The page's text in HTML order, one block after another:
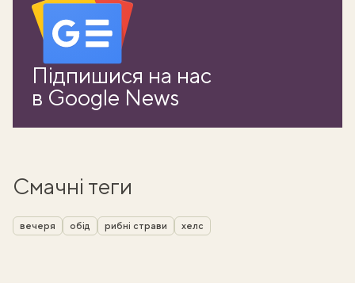
Підпишися на нас
в Google News
Смачні теги
вечеря обід рибні страви хелс